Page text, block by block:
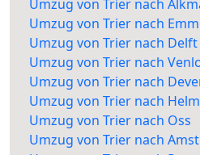
Umzug von Trier nach
Umzug von Trier nach
Umzug von Trier nach Delft
Umzug von Trier nach
Umzug von Trier nach
Umzug von Trier nach
Umzug von Trier nach Oss
Umzug von Trier nach